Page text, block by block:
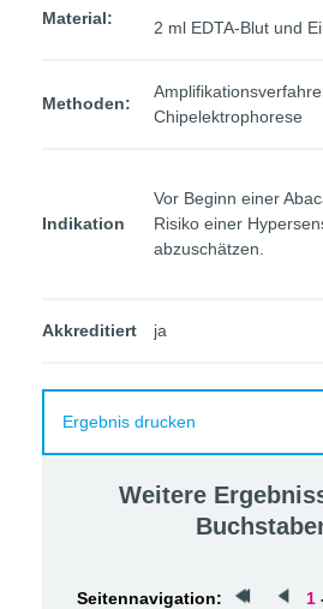
Material: 2 ml EDTA-Blut und
Methoden:
Chipelektrophorese
Indikation
Vor Beginn einer
Risiko einer
abzuschätzen.
Akkreditiert ja
Ergebnis drucken
Weitere
Seitennavigation: 1